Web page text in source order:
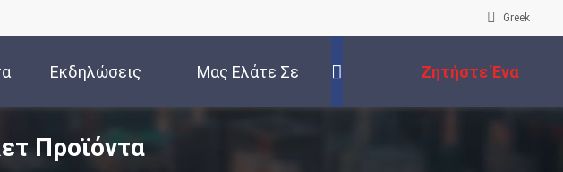
Greek
Εκδηλώσεις Μας Ελάτε Σε Ζητήστε Ένα
Απόσπασμα
Προϊόντα